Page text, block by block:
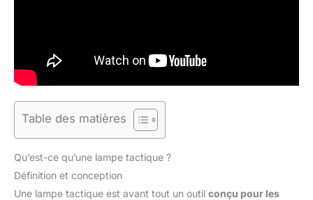
Table des matières
Qu’est-ce qu’une lampe tactique ?
Définition et conception
Une lampe tactique est avant tout un outil conçu pour les